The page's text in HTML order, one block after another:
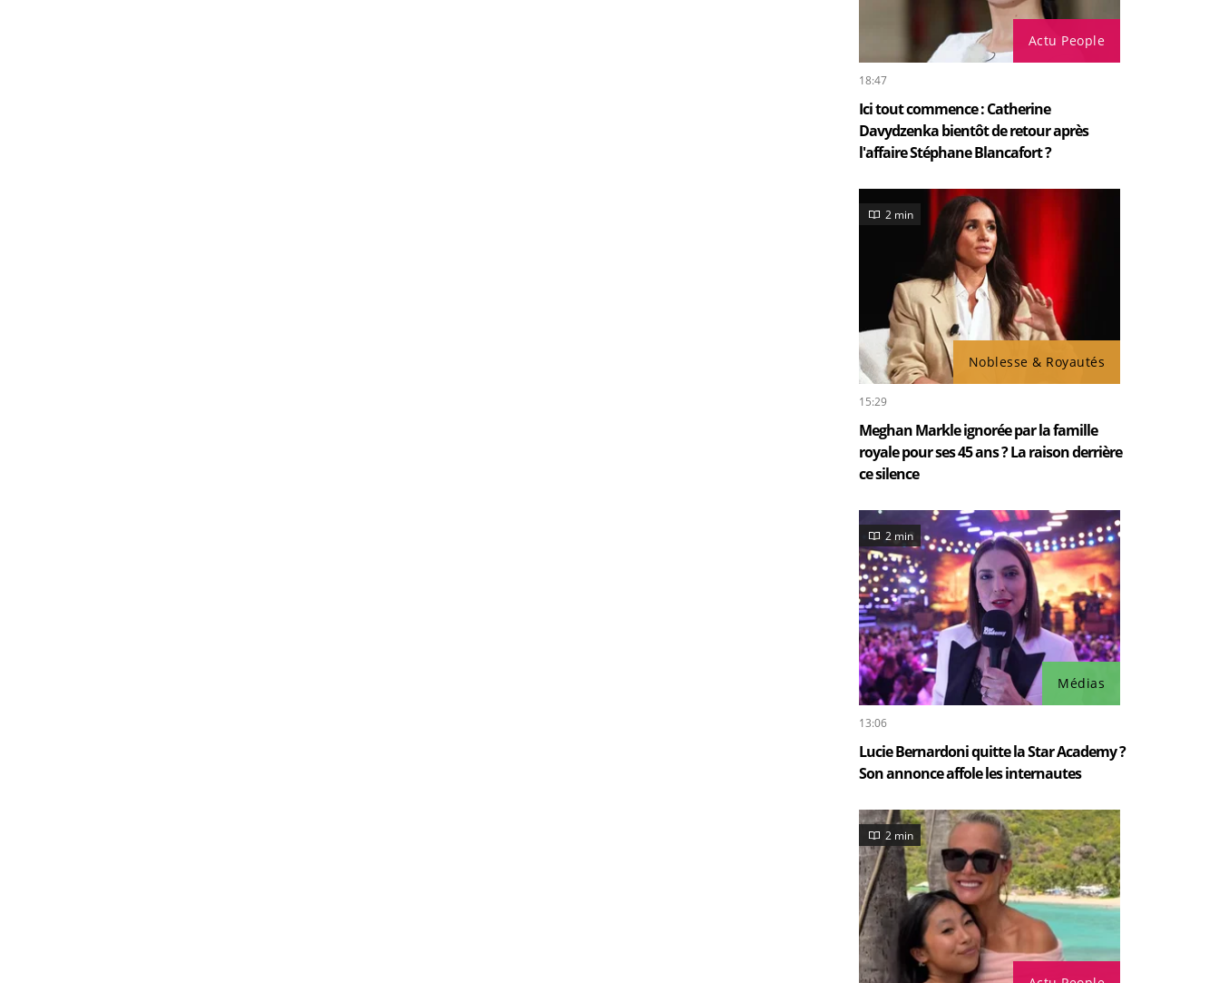
Actu People
18:47
Ici tout commence : Catherine
Davydzenka bientôt de retour après
l'affaire Stéphane Blancafort ?
Noblesse & Royautés
2 min
15:29
Meghan Markle ignorée par la famille
royale pour ses 45 ans ? La raison derrière
ce silence
Médias
2 min
13:06
Lucie Bernardoni quitte la Star Academy ?
Son annonce affole les internautes
2 min